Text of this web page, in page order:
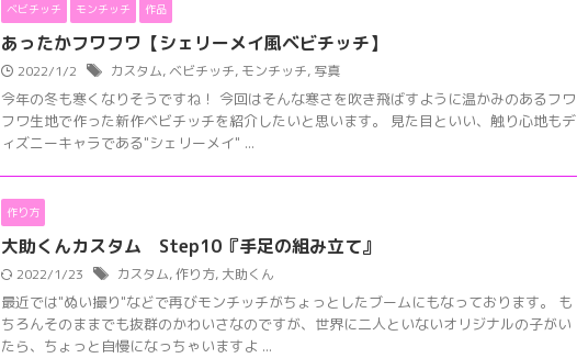
ベビチッチ モンチッチ 作品
あったかフワフワ【シェリーメイ風ベビチッチ】
2022/1/2 カスタム, ベビチッチ, モンチッチ, 写真
今年の冬も寒くなりそうですね！ 今回はそんな寒さを吹き飛ばすように温かみのあるフワ
フワ生地で作った新作ベビチッチを紹介したいと思います。 見た目といい、触り心地もデ
ィズニーキャラである"シェリーメイ" ...
作り方
大助くんカスタム Step10『手足の組み立て』
2022/1/23 カスタム,作り方, 大助くん
最近では"ぬい撮り"などで再びモンチッチがちょっとしたブームにもなっております。 も
ちろんそのままでも抜群のかわいさなのですが、世界に二人といないオリジナルの子がい
たら、ちょっと自慢になっちゃいますよ ...